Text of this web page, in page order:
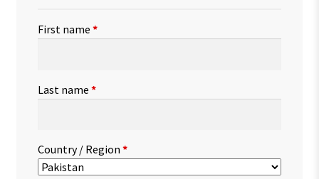
First name *
Last name *
Country / Region *